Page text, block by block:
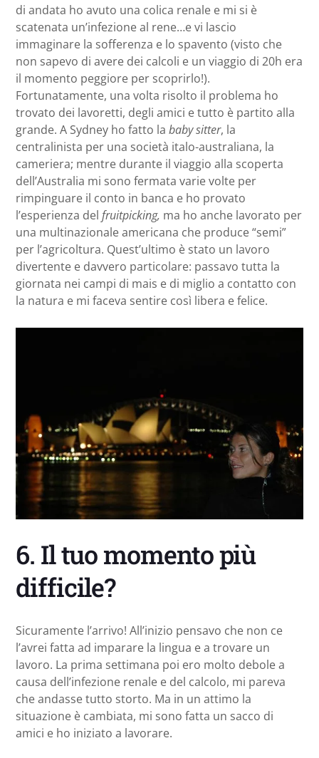
di andata ho avuto una colica renale e mi si è
scatenata un’infezione al rene…e vi lascio
immaginare la sofferenza e lo spavento (visto che
non sapevo di avere dei calcoli e un viaggio di 20h era
il momento peggiore per scoprirlo!).
Fortunatamente, una volta risolto il problema ho
trovato dei lavoretti, degli amici e tutto è partito alla
grande. A Sydney ho fatto la baby sitter, la
centralinista per una società italo-australiana, la
cameriera; mentre durante il viaggio alla scoperta
dell’Australia mi sono fermata varie volte per
rimpinguare il conto in banca e ho provato
l’esperienza del fruitpicking, ma ho anche lavorato per
una multinazionale americana che produce “semi”
per l’agricoltura. Quest’ultimo è stato un lavoro
divertente e davvero particolare: passavo tutta la
giornata nei campi di mais e di miglio a contatto con
la natura e mi faceva sentire così libera e felice.
6. Il tuo momento più
difficile?
Sicuramente l’arrivo! All’inizio pensavo che non ce
l’avrei fatta ad imparare la lingua e a trovare un
lavoro. La prima settimana poi ero molto debole a
causa dell’infezione renale e del calcolo, mi pareva
che andasse tutto storto. Ma in un attimo la
situazione è cambiata, mi sono fatta un sacco di
amici e ho iniziato a lavorare.